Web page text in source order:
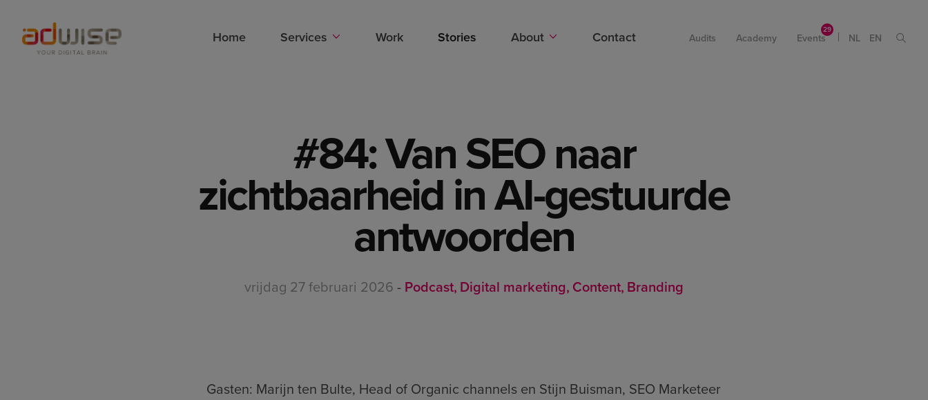
Home Services Work Stories About Contact Audits Academy Events NL EN
#84: Van SEO naar
zichtbaarheid in AI-gestuurde
antwoorden
vrijdag 27 februari 2026 - Podcast Digital marketing Content Branding
Gasten: Marijn ten Bulte, Head of Organic channels en Stijn Buisman, SEO Marketeer